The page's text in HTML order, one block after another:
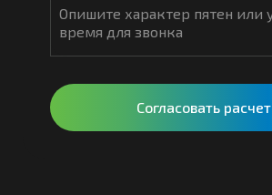
Согласовать расчет